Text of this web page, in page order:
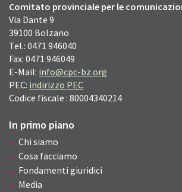
Comitato provinciale per le
Via Dante 9
39100 Bolzano
Tel.: 0471 946040
Fax: 0471 946049
E-Mail: info@cpc-bz.org
PEC: indirizzo PEC
Codice fiscale : 80004340214
In primo piano
Chi siamo
Cosa facciamo
Fondamenti giuridici
Media